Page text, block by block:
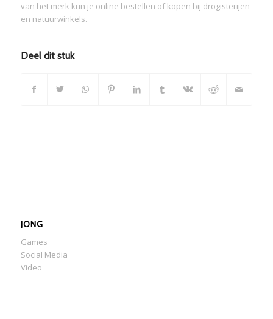
van het merk kun je online bestellen of kopen bij drogisterijen
en natuurwinkels.
Deel dit stuk
JONG
Games
Social Media
Video